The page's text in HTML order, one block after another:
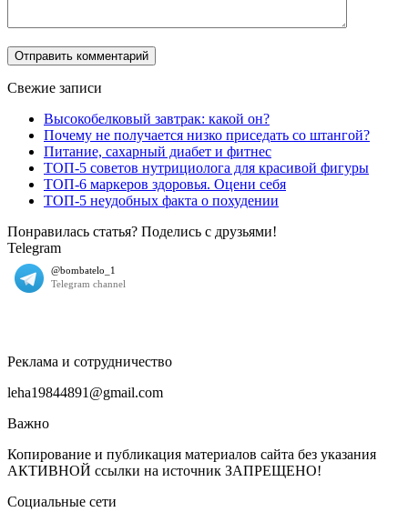
Свежие записи
Высокобелковый завтрак: какой он?
Почему не получается низко приседать со штангой?
Питание, сахарный диабет и фитнес
ТОП-5 советов нутрициолога для красивой фигуры
ТОП-6 маркеров здоровья. Оцени себя
ТОП-5 неудобных факта о похудении
Понравилась статья? Поделись с друзьями!
Telegram
Реклама и сотрудничество
leha19844891@gmail.com
Важно
Копирование и публикация материалов сайта без указания
АКТИВНОЙ ссылки на источник ЗАПРЕЩЕНО!
Социальные сети